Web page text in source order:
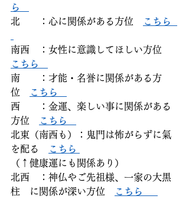
ら
北　　：心に関係がある方位
こちら
南西　：女性に意識してほしい方位
こちら
南　　：才能・名誉に関係がある方
位
こちら
西　　：金運、楽しい事に関係がある
方位
こちら
北東（南西も）：鬼門は怖がらずに氣
を配る
こちら
（↑健康運にも関係あり）
北西　：神仏やご先祖様、一家の大黒
柱　に関係が深い方位
こちら